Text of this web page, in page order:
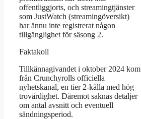
offentliggjorts, och streamingtjänster
som JustWatch (streamingöversikt)
har ännu inte registrerat någon
tillgänglighet för säsong 2.
Faktakoll
Tillkännagivandet i oktober 2024 kom
från Crunchyrolls officiella
nyhetskanal, en tier 2-källa med hög
trovärdighet. Däremot saknas detaljer
om antal avsnitt och eventuell
sändningsperiod.